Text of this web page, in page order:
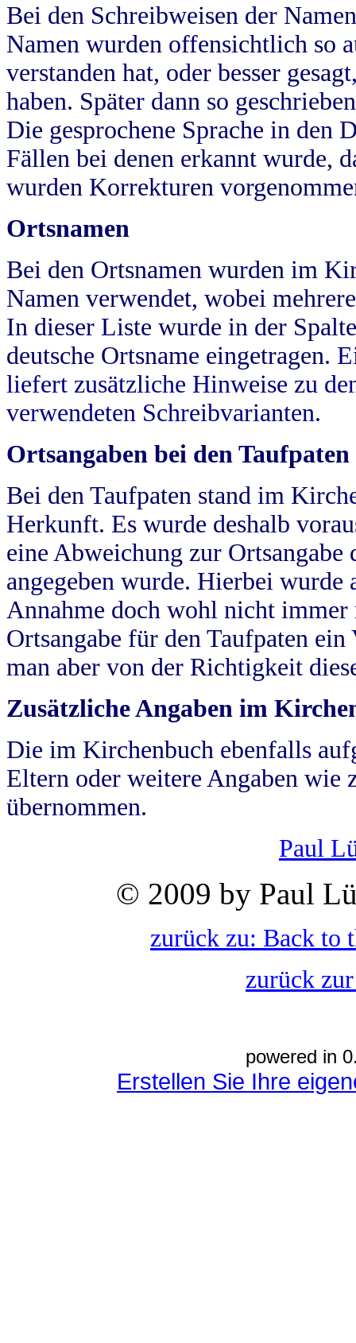
Bei den Schreibweisen der
Namen wurden offensichtlich so
verstanden hat, oder besser
haben. Später dann so
Die gesprochene Sprache in
Fällen bei denen erkannt wurde,
wurden Korrekturen
Ortsnamen
Bei den Ortsnamen wurden im
Namen verwendet, wobei
In dieser Liste wurde in der
deutsche Ortsname eingetragen.
liefert zusätzliche Hinweise zu
verwendeten Schreibvarianten.
Ortsangaben bei den Taufpaten
Bei den Taufpaten stand im
Herkunft. Es wurde deshalb
eine Abweichung zur
angegeben wurde. Hierbei wurde
Annahme doch wohl nicht
Ortsangabe für den Taufpaten
man aber von der Richtigkeit
Zusätzliche Angaben im
Die im Kirchenbuch ebenfalls
Eltern oder weitere Angaben wie
übernommen.
Paul
© 2009 by Paul
zurück zu: Back to
zurück
powered in
Erstellen Sie Ihre